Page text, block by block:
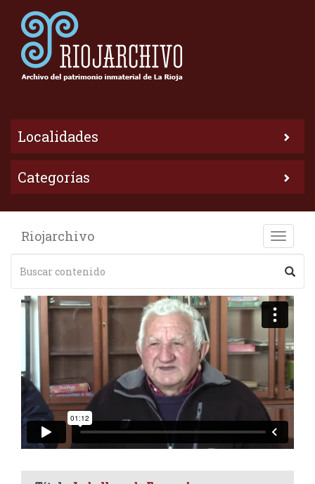
Localidades
Categorías
Toggle
Riojarchivo